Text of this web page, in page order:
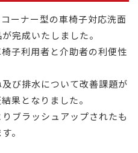
ーナー型の車椅子対応洗面
完成いたしました。
子利用者と介助者の利便性
び排水について改善課題が
果となりました。
ブラッシュアップされたも
。